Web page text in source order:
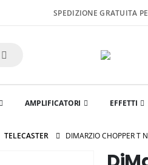
SPEDIZIONE GRATUITA
AMPLIFICATORI EFFETTI
TELECASTER DIMARZIO CHOPPER T